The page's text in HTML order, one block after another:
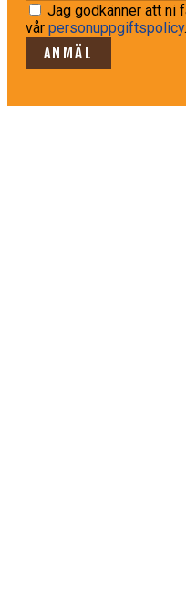
Jag godkänner att ni
vår personuppgiftspolicy.
ANMÄL